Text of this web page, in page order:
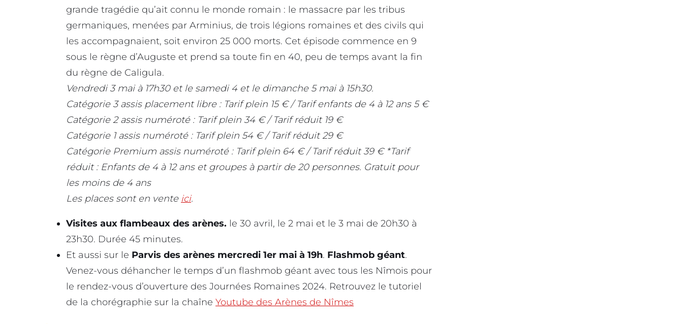
grande tragédie qu’ait connu le monde romain : le massacre par les tribus
germaniques, menées par Arminius, de trois légions romaines et des civils qui
les accompagnaient, soit environ 25 000 morts. Cet épisode commence en 9
sous le règne d’Auguste et prend sa toute fin en 40, peu de temps avant la fin
du règne de Caligula.
Vendredi 3 mai à 17h30 et le samedi 4 et le dimanche 5 mai à 15h30.
Catégorie 3 assis placement libre : Tarif plein 15 € / Tarif enfants de 4 à 12 ans 5 €
Catégorie 2 assis numéroté : Tarif plein 34 € / Tarif réduit 19 €
Catégorie 1 assis numéroté : Tarif plein 54 € / Tarif réduit 29 €
Catégorie Premium assis numéroté : Tarif plein 64 € / Tarif réduit 39 € *Tarif
réduit : Enfants de 4 à 12 ans et groupes à partir de 20 personnes. Gratuit pour
les moins de 4 ans
Les places sont en vente ici.
Visites aux flambeaux des arènes. le 30 avril, le 2 mai et le 3 mai de 20h30 à
23h30. Durée 45 minutes.
Et aussi sur le Parvis des arènes mercredi 1er mai à 19h. Flashmob géant.
Venez-vous déhancher le temps d’un flashmob géant avec tous les Nîmois pour
le rendez-vous d’ouverture des Journées Romaines 2024. Retrouvez le tutoriel
de la chorégraphie sur la chaîne Youtube des Arènes de Nîmes